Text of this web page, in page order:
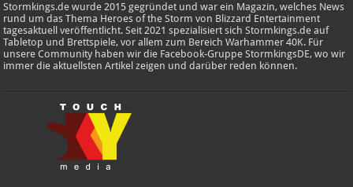
Stormkings.de wurde 2015 gegründet und war ein Magazin, welches News
rund um das Thema Heroes of the Storm von Blizzard Entertainment
tagesaktuell veröffentlicht. Seit 2021 spezialisiert sich Stormkings.de auf
Tabletop und Brettspiele, vor allem zum Bereich Warhammer 40K. Für
unsere Community haben wir die Facebook-Gruppe StormkingsDE, wo wir
immer die aktuellsten Artikel zeigen und darüber reden können.